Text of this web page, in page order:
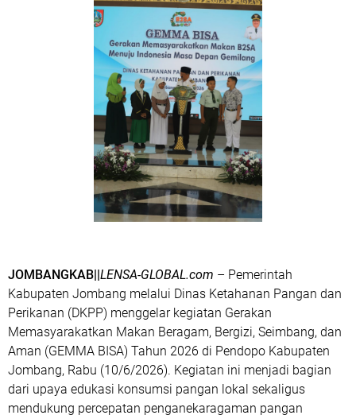
JOMBANGKAB||LENSA-GLOBAL.com – Pemerintah
Kabupaten Jombang melalui Dinas Ketahanan Pangan dan
Perikanan (DKPP) menggelar kegiatan Gerakan
Memasyarakatkan Makan Beragam, Bergizi, Seimbang, dan
Aman (GEMMA BISA) Tahun 2026 di Pendopo Kabupaten
Jombang, Rabu (10/6/2026). Kegiatan ini menjadi bagian
dari upaya edukasi konsumsi pangan lokal sekaligus
mendukung percepatan penganekaragaman pangan